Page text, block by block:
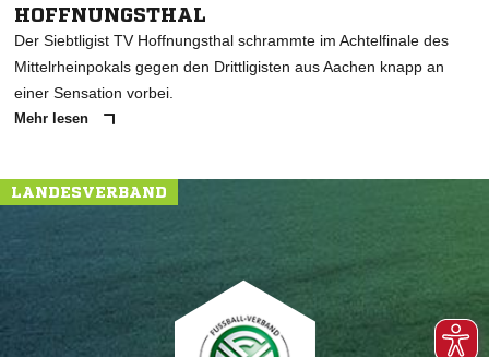
HOFFNUNGSTHAL
Der Siebtligist TV Hoffnungsthal schrammte im Achtelfinale des
Mittelrheinpokals gegen den Drittligisten aus Aachen knapp an
einer Sensation vorbei.
Mehr lesen
LANDESVERBAND